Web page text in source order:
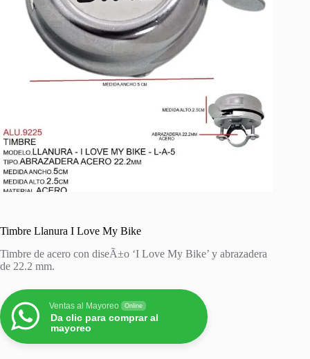
Timbre Llanura I Love My Bike
Timbre de acero con diseÃ±o ‘I Love My Bike’ y abrazadera
de 22.2 mm.
Ventas al Mayoreo Online
Da clic para comprar al
mayoreo